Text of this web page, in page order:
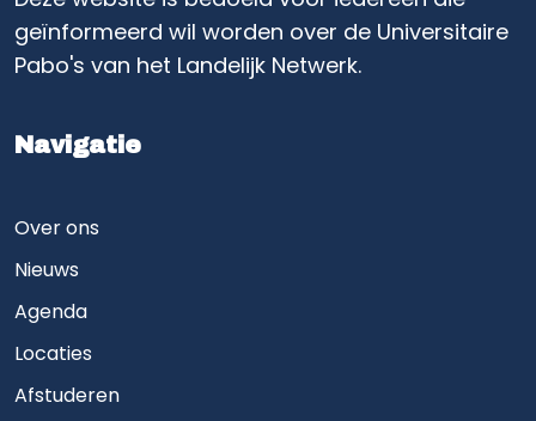
geïnformeerd wil worden over de Universitaire
Pabo's van het Landelijk Netwerk.
Navigatie
Over ons
Nieuws
Agenda
Locaties
Afstuderen